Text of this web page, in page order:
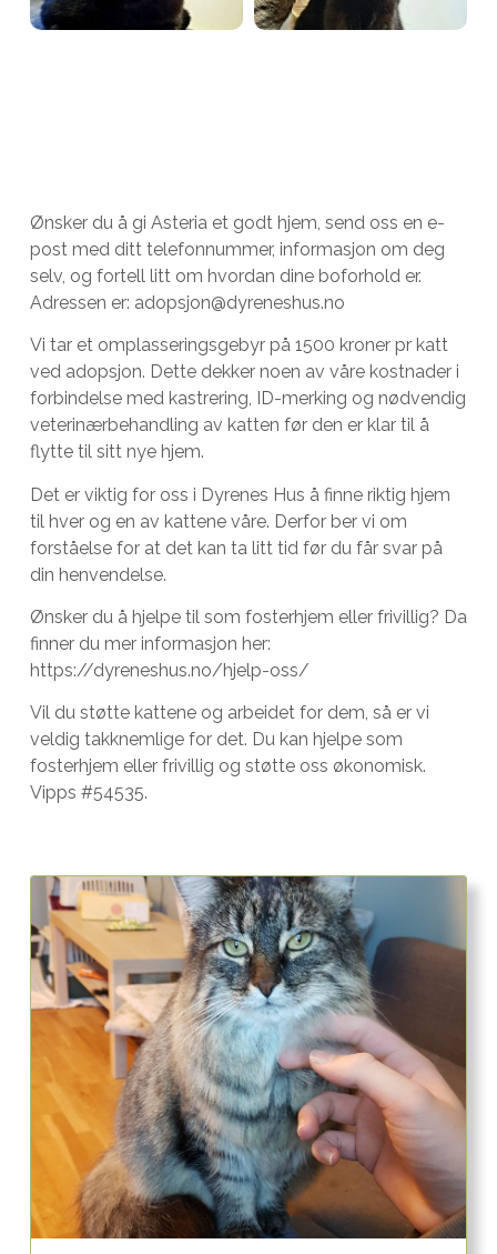
Ønsker du å gi Asteria et godt hjem, send oss en e-
post med ditt telefonnummer, informasjon om deg
selv, og fortell litt om hvordan dine boforhold er.
Adressen er: adopsjon@dyreneshus.no
Vi tar et omplasseringsgebyr på 1500 kroner pr katt
ved adopsjon. Dette dekker noen av våre kostnader i
forbindelse med kastrering, ID-merking og nødvendig
veterinærbehandling av katten før den er klar til å
flytte til sitt nye hjem.
Det er viktig for oss i Dyrenes Hus å finne riktig hjem
til hver og en av kattene våre. Derfor ber vi om
forståelse for at det kan ta litt tid før du får svar på
din henvendelse.
Ønsker du å hjelpe til som fosterhjem eller frivillig? Da
finner du mer informasjon her:
https://dyreneshus.no/hjelp-oss/
Vil du støtte kattene og arbeidet for dem, så er vi
veldig takknemlige for det. Du kan hjelpe som
fosterhjem eller frivillig og støtte oss økonomisk.
Vipps #54535.